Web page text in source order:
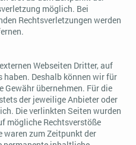
möglich. Bei
Rechtsverletzungen werden
Webseiten Dritter, auf
Deshalb können wir für
Gewähr übernehmen. Für die
der jeweilige Anbieter oder
Die verlinkten Seiten wurden
mögliche Rechtsverstöße
zum Zeitpunkt der